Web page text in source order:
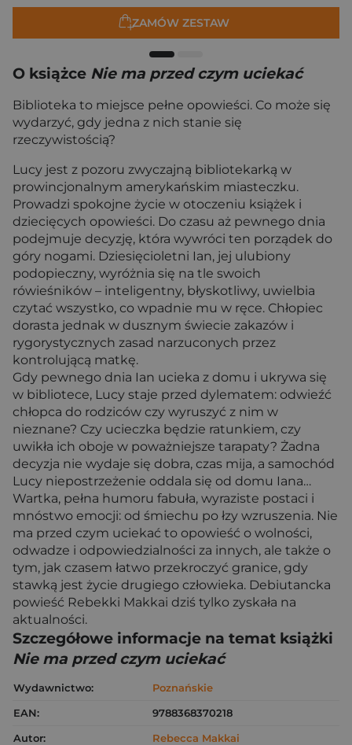
ZAMÓW ZESTAW
O książce Nie ma przed czym uciekać
Biblioteka to miejsce pełne opowieści. Co może się
wydarzyć, gdy jedna z nich stanie się
rzeczywistością?
Lucy jest z pozoru zwyczajną bibliotekarką w
prowincjonalnym amerykańskim miasteczku.
Prowadzi spokojne życie w otoczeniu książek i
dziecięcych opowieści. Do czasu aż pewnego dnia
podejmuje decyzję, która wywróci ten porządek do
góry nogami. Dziesięcioletni Ian, jej ulubiony
podopieczny, wyróżnia się na tle swoich
rówieśników – inteligentny, błyskotliwy, uwielbia
czytać wszystko, co wpadnie mu w ręce. Chłopiec
dorasta jednak w dusznym świecie zakazów i
rygorystycznych zasad narzuconych przez
kontrolującą matkę.
Gdy pewnego dnia Ian ucieka z domu i ukrywa się
w bibliotece, Lucy staje przed dylematem: odwieźć
chłopca do rodziców czy wyruszyć z nim w
nieznane? Czy ucieczka będzie ratunkiem, czy
uwikła ich oboje w poważniejsze tarapaty? Żadna
decyzja nie wydaje się dobra, czas mija, a samochód
Lucy niepostrzeżenie oddala się od domu Iana…
Wartka, pełna humoru fabuła, wyraziste postaci i
mnóstwo emocji: od śmiechu po łzy wzruszenia. Nie
ma przed czym uciekać to opowieść o wolności,
odwadze i odpowiedzialności za innych, ale także o
tym, jak czasem łatwo przekroczyć granice, gdy
stawką jest życie drugiego człowieka. Debiutancka
powieść Rebekki Makkai dziś tylko zyskała na
aktualności.
Szczegółowe informacje na temat książki
Nie ma przed czym uciekać
Wydawnictwo:
Poznańskie
EAN:
9788368370218
Autor:
Rebecca Makkai